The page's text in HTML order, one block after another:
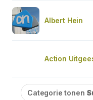
Albert Hein
Action
Categorie tonen